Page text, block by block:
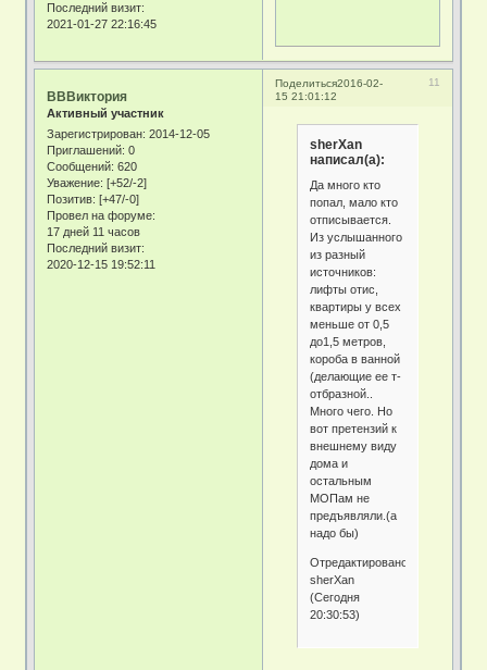
Последний визит:
2021-01-27 22:16:45
Поделиться 11
2016-02-
15 21:01:12
ВВВиктория
Активный участник
Зарегистрирован: 2014-12-05
Приглашений: 0
Сообщений: 620
Уважение: [+52/-2]
Позитив: [+47/-0]
Провел на форуме:
17 дней 11 часов
Последний визит:
2020-12-15 19:52:11
sherXan
написал(а):
Да много кто
попал, мало кто
отписывается.
Из услышанного
из разный
источников:
лифты отис,
квартиры у всех
меньше от 0,5
до1,5 метров,
короба в ванной
(делающие ее т-
отбразной..
Много чего. Но
вот претензий к
внешнему виду
дома и
остальным
МОПам не
предъявляли.(а
надо бы)
Отредактировано
sherXan
(Сегодня
20:30:53)